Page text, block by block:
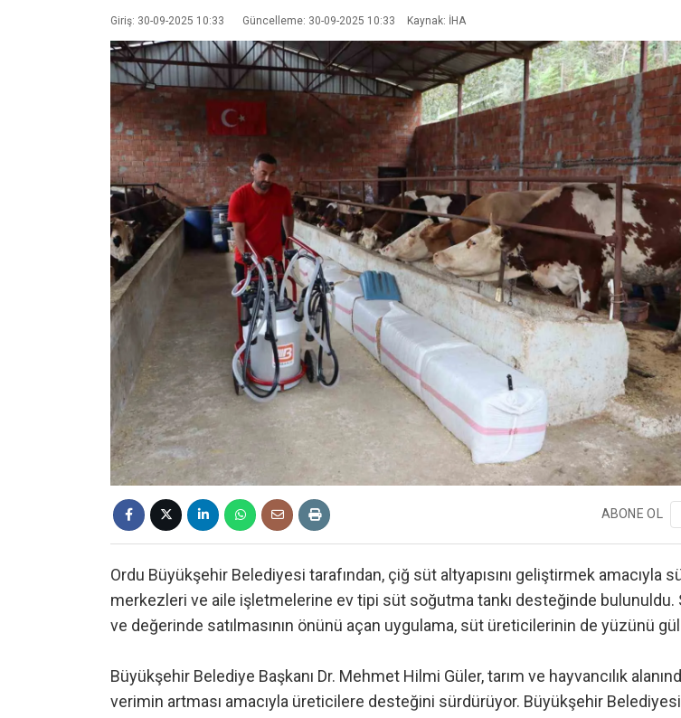
Giriş: 30-09-2025 10:33 Güncelleme: 30-09-2025 10:33 Kaynak: İHA
ABONE OL
Ordu Büyükşehir Belediyesi tarafından, çiğ süt altyapısını geliştirmek amacıyla
merkezleri ve aile işletmelerine ev tipi süt soğutma tankı desteğinde bulunuldu.
ve değerinde satılmasının önünü açan uygulama, süt üreticilerinin de yüzünü
Büyükşehir Belediye Başkanı Dr. Mehmet Hilmi Güler, tarım ve hayvancılık
verimin artması amacıyla üreticilere desteğini sürdürüyor. Büyükşehir Belediyesi